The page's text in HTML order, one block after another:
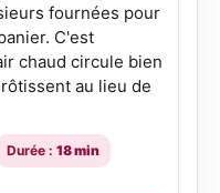
fournées pour
C'est
chaud circule bien
au lieu de
Durée : 18 min